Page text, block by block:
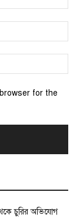
for the
চুরির অভিযোগ